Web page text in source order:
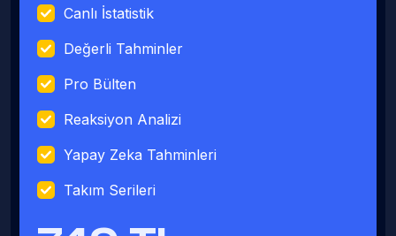
Canlı İstatistik
Değerli Tahminler
Pro Bülten
Reaksiyon Analizi
Yapay Zeka Tahminleri
Takım Serileri